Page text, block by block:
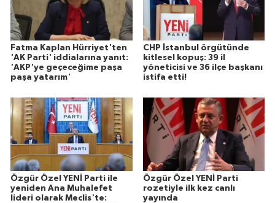
Fatma Kaplan Hürriyet'ten
'AK Parti' iddialarına yanıt:
'AKP'ye geçeceğime paşa
paşa yatarım'
CHP İstanbul örgütünde
kitlesel kopuş: 39 il
yöneticisi ve 36 ilçe başkanı
istifa etti!
Özgür Özel YENİ Parti ile
yeniden Ana Muhalefet
lideri olarak Meclis'te:
Özgür Özel YENİ Parti
rozetiyle ilk kez canlı
yayında